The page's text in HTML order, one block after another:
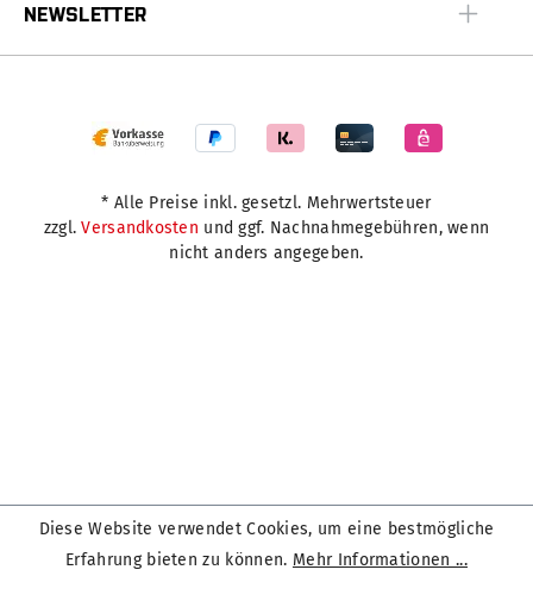
NEWSLETTER
* Alle Preise inkl. gesetzl. Mehrwertsteuer
zzgl.Versandkosten und ggf. Nachnahmegebühren, wenn
nicht anders angegeben.
Diese Website verwendet Cookies, um eine bestmögliche
Erfahrung bieten zu können. Mehr Informationen ...